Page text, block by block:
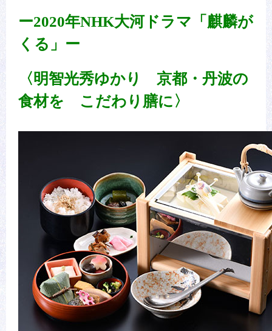
ー2020年NHK大河ドラマ「麒麟が
くる」ー
〈明智光秀ゆかり 京都・丹波の
食材を こだわり膳に〉